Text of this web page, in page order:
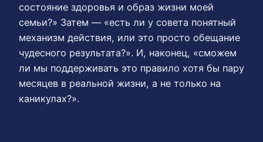
состояние здоровья и образ жизни моей
семьи?» Затем — «есть ли у совета понятный
механизм действия, или это просто обещание
чудесного результата?». И, наконец, «сможем
ли мы поддерживать это правило хотя бы пару
месяцев в реальной жизни, а не только на
каникулах?».